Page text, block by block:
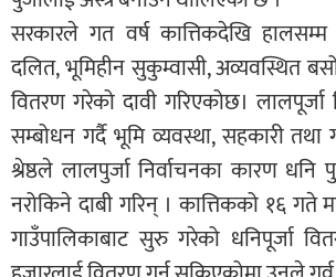
सरकारले गत वर्ष कात्तिकदेखि
दलित, भूमिहीन सुकुम्वासी, अव्यवस्थित
वितरण गरेको दावी गरिएकोछ।
सम्बोधन गर्दै भूमि व्यवस्था, सहकारी तथा
श्रेष्ठले लालपुर्जा निर्वाचनका कारण धनि
नरोकिने दाबी गरिन् । कात्तिकको १६ गते
गाउँपालिकाबाट सुरु गरेको धनिपूर्जा